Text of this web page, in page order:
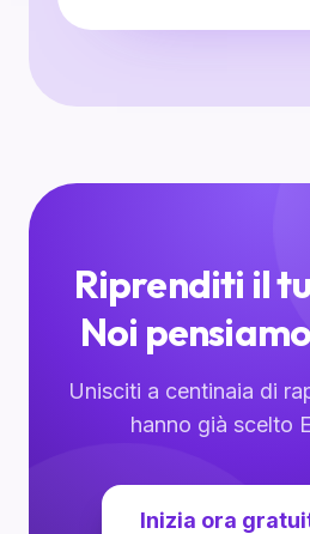
Riprenditi il
Noi
Unisciti a centinaia di
hanno già scelto
Inizia ora